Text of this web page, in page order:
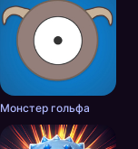
Монстер гольфа